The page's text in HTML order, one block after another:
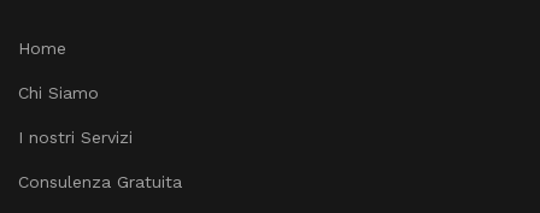
Home
Chi Siamo
I nostri Servizi
Consulenza Gratuita